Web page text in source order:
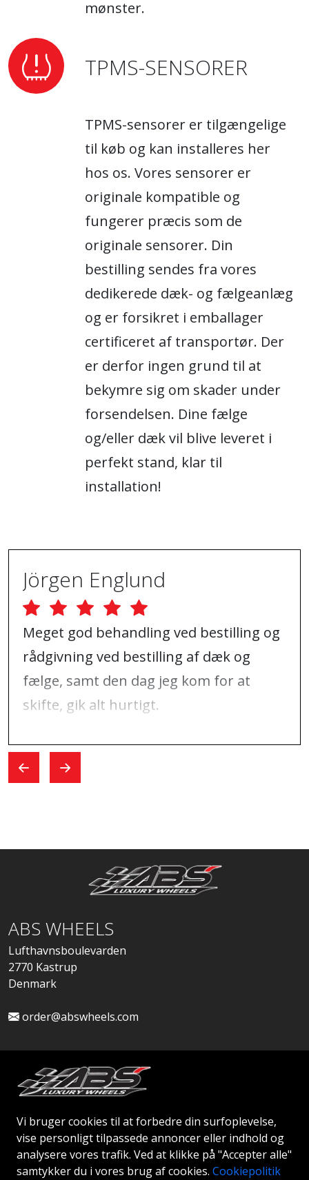
Vi bruger cookies til at forbedre din surfoplevelse,
vise personligt tilpassede annoncer eller indhold og
analysere vores trafik. Ved at klikke på "Accepter alle"
samtykker du i vores brug af cookies. Cookiepolitik
mønster.
TPMS-SENSORER
TPMS-sensorer er tilgængelige
til køb og kan installeres her
hos os. Vores sensorer er
originale kompatible og
fungerer præcis som de
originale sensorer. Din
bestilling sendes fra vores
dedikerede dæk- og fælgeanlæg
og er forsikret i emballager
certificeret af transportør. Der
er derfor ingen grund til at
bekymre sig om skader under
forsendelsen. Dine fælge
og/eller dæk vil blive leveret i
perfekt stand, klar til
installation!
Jörgen Englund
Meget god behandling ved bestilling og
rådgivning ved bestilling af dæk og
fælge, samt den dag jeg kom for at
skifte, gik alt hurtigt.
ABS WHEELS
Lufthavnsboulevarden
2770 Kastrup
Denmark
order@abswheels.com
Ansøg om Firmakonto